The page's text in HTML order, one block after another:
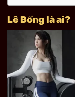
Lê Bống là ai?